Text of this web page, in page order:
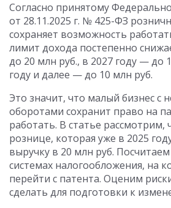
Согласно принятому
от 28.11.2025 г. № 425-ФЗ
сохраняет возможность
лимит дохода постепенно
до 20 млн руб., в 2027 году — до
году и далее — до 10 млн руб.
Это значит, что малый бизнес с
оборотами сохранит право на
работать. В статье рассмотрим,
рознице, которая уже в 2025
выручку в 20 млн руб.
системах налогообложения, на
перейти с патента. Оценим
сделать для подготовки к